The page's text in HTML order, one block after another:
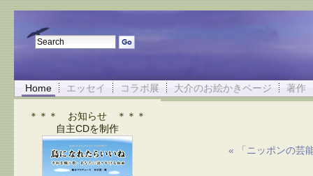
Home エッセイ コラボ展 大介のお絵かきページ 著作
« 「ニッポンの芸
＊＊＊ お知らせ ＊＊＊
自主CDを制作